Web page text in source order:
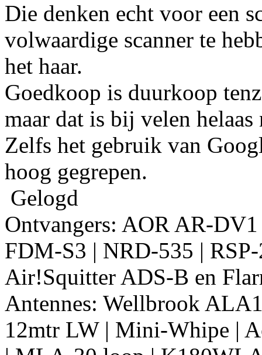
Die denken echt voor een
volwaardige scanner te
het haar.
Goedkoop is duurkoop
maar dat is bij velen
Zelfs het gebruik van
hoog gegrepen.
Gelogd
Ontvangers: AOR AR-
FDM-S3 | NRD-535 |
Air!Squitter ADS-B en
Antennes: Wellbrook
12mtr LW | Mini-Whipe |